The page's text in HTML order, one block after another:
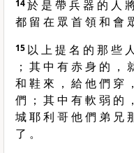
14於 是 帶 兵 器 的 人
都 留 在 眾 首 領 和 會
15 以 上 提 名 的 那 些
； 其 中 有 赤 身 的 ，
和 鞋 來 ， 給 他 們 穿
們 ； 其 中 有 軟 弱 的
城 耶 利 哥 他 們 弟 兄
了 。